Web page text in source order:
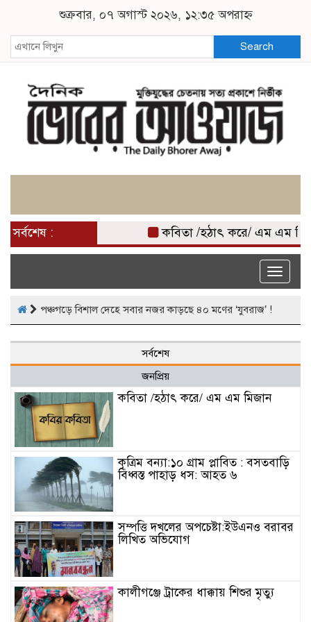
শুক্রবার, ০৭ অগাস্ট ২০২৬, ১২:৩৫ অপরাহ্ন
Search
সর্বশেষ : কবিতা /হঠাৎ করে/ এম এম
Toggle
পঞ্চগড়ে বিশাল দেহে সবার নজর কাড়ছে ৪০ মণের ‘যুবরাজ’ !
সর্বশেষ
জনপ্রিয়
কবিতা /হঠাৎ করে/ এম এম মিজান
কৃত্রিম বন্যা:১০ গ্রাম প্লাবিত : বসতবাড়ি
বিধ্বস্ত পাহাড় ধস: আহত ৬
সম্পত্তি দখলের অপচেষ্টা:ইউএনও বরাবর
লিখিত অভিযোগ
কালীগঞ্জে ট্রাকের ধাক্কায় শিশুর মৃত্যু